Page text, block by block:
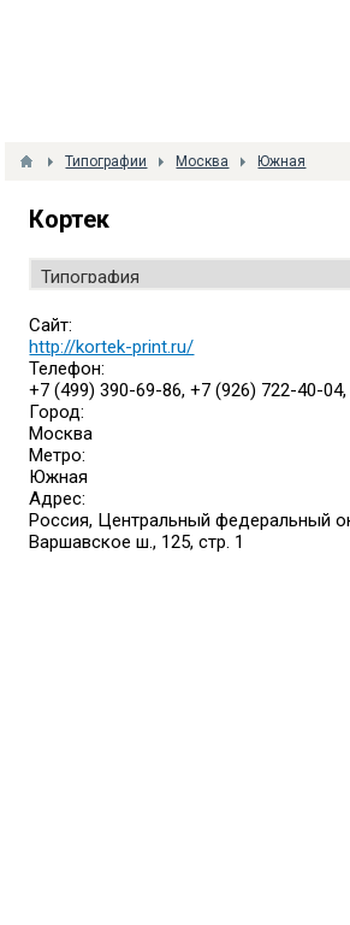
Типографии Москва Южная
Кортек
Сайт:
http://kortek-print.ru/
Телефон:
+7 (499) 390-69-86, +7 (926) 722-40-
Город:
Москва
Метро:
Южная
Адрес:
Россия, Центральный федеральный
Варшавское ш., 125, стр. 1